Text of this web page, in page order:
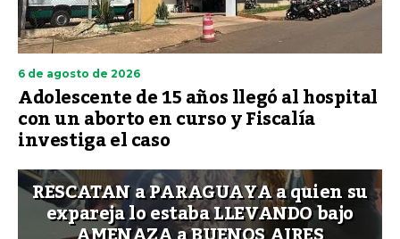
6 de agosto de 2026
Adolescente de 15 años llegó al hospital
con un aborto en curso y Fiscalía
investiga el caso
RESCATAN a PARAGUAYA a quien su
expareja lo estaba LLEVANDO bajo